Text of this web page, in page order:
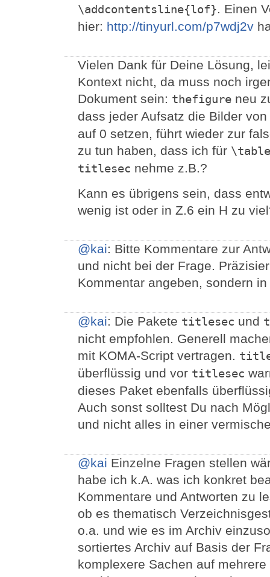
\addcontentsline{lof}. Einen
hier: http://tinyurl.com/p7wdj2v
Vielen Dank für Deine Lösung,
Kontext nicht, da muss noch
Dokument sein: thefigure neu
dass jeder Aufsatz die Bilder
auf 0 setzen, führt wieder zur
zu tun haben, dass ich für
titlesec nehme z.B.?
Kann es übrigens sein, dass
wenig ist oder in Z.6 ein H zu
@kai: Bitte Kommentare zur
und nicht bei der Frage.
Kommentar angeben, sondern
@kai: Die Pakete titlesec und
nicht empfohlen. Generell
mit KOMA-Script vertragen.
überflüssig und vor titlesec
dieses Paket ebenfalls
Auch sonst solltest Du nach
und nicht alles in einer
@kai Einzelne Fragen stellen
habe ich k.A. was ich konkret
Kommentare und Antworten zu
ob es thematisch
o.a. und wie es im Archiv
sortiertes Archiv auf Basis der
komplexere Sachen auf